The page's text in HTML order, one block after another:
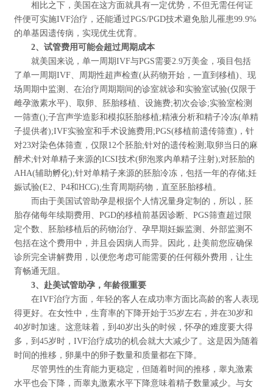
相比之下，美国在这方面就具有一定优势，不但无需任何证
件便可实施IVF治疗，还能通过PGS/PGD技术避免胎儿罹患99.9%
的单基因遗传病，实现优生优育。
2、试管费用可能会超过周期成本
就美国来说，单一周期IVF与PGS需要2.9万美金，项目包括
了单一周期IVF、周期性超声检查(从药物开始，一直到移植)、现
场周期中监测、在治疗周期期间的诊室就诊和实验室试验(仅限于
雌孕激素水平)、取卵、胚胎移植、设施费;初次会诊;实验室检测
一筛查();子宫声学造影和模拟胚胎移植;精液分析和精子冷冻(单精
子提供者);IVF实验室和手术设施费用;PGS(移植前遗传筛查)，针
对23对染色体筛查，仅限12个胚胎;针对的遗传检测;取卵当日的麻
醉术;针对单精子来源的ICSI技术(卵泡浆内单精子注射);对胚胎的
AHA(辅助孵化);针对单精子来源的胚胎冷冻，包括一年的存储;妊
娠试验(E2、P4和HCG);生育周期药物，直至胚胎移植。
而由于美国试管助孕是根据个人情况量身定制的，所以，胚
胎存储每年续期费用、PGD的移植前基因诊断、PGS筛查超过限
定个数、胚胎移植后的药物治疗、孕早期妊娠监测、外部监测不
包括在这个费用中，并且会因病人而异。因此，赴美前您应确保
诊所完全讲解费用，以便您考虑可能需要的任何额外费用，让生
育畅通无阻。
3、赴美试管助孕，年龄很重要
在IVF治疗方面，年轻的客人在成功率方面比高龄的客人表现
得更好。在女性中，生育率的下降开始于35岁左右，并在30岁和
40岁时加速。这意味着，到40岁出头的时候，怀孕的难度要大得
多，到45岁时，IVF治疗成功的机会就大大减少了。这是因为随着
时间的推移，卵巢中的卵子数量和质量都在下降。
尽管男性的生育能力更稳定，但随着时间的推移，睾丸激素
水平也会下降，而睾丸激素水平下降意味着精子数量减少。与女